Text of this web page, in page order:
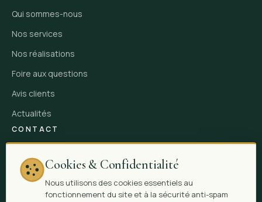
Cookies & Confidentialité
Nous utilisons des cookies essentiels au
fonctionnement du site et à la sécurité anti-spam
Qui sommes-nous
Nos services
Nos réalisations
Foire aux questions
Avis clients
Actualités
CONTACT
06 14 48 87 62
contact@martel-renovation-marseille.com